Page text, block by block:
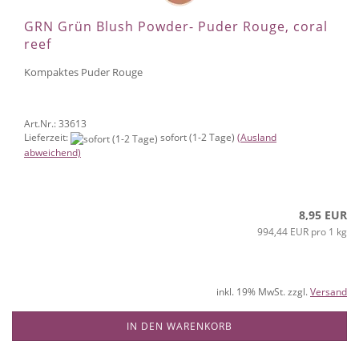
GRN Grün Blush Powder- Puder Rouge, coral
reef
Kompaktes Puder Rouge
Art.Nr.: 33613
Lieferzeit:
sofort (1-2 Tage) (Ausland
abweichend)
8,95 EUR
994,44 EUR pro 1 kg
inkl. 19% MwSt. zzgl.Versand
IN DEN WARENKORB